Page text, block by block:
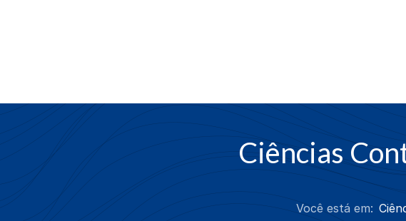
Ciências
Você está em: